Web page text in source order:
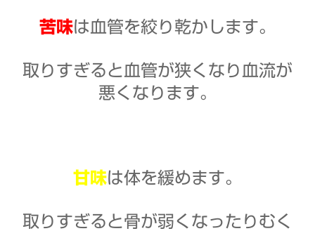
苦味は血管を絞り乾かします。
取りすぎると血管が狭くなり血流が
悪くなります。
甘味は体を緩めます。
取りすぎると骨が弱くなったりむく